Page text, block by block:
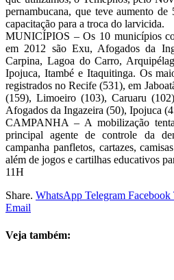
pernambucana, que teve aumento
capacitação para a troca do larvicida.
MUNICÍPIOS – Os 10 municípios
em 2012 são Exu, Afogados da
Carpina, Lagoa do Carro,
Ipojuca, Itambé e Itaquitinga. Os
registrados no Recife (531), em
(159), Limoeiro (103), Caruaru
Afogados da Ingazeira (50), Ipojuca
CAMPANHA – A mobilização
principal agente de controle da
campanha panfletos, cartazes,
além de jogos e cartilhas educativos
11H
Share. WhatsApp Telegram Facebook
Email
Veja também: